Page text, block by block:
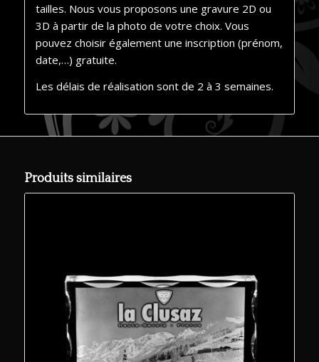
tailles. Nous vous proposons une gravure 2D ou
3D à partir de la photo de votre choix. Vous
pouvez choisir également une inscription (prénom,
date,…) gratuite.
Les délais de réalisation sont de 2 à 3 semaines.
Produits similaires